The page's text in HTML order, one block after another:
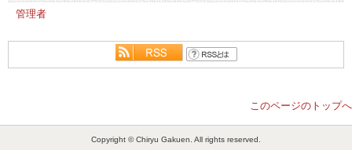
管理者
このページのトップへ
Copyright © Chiryu Gakuen. All rights reserved.